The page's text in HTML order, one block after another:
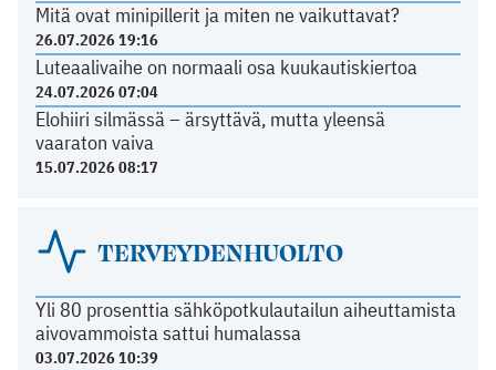
Mitä ovat minipillerit ja miten ne vaikuttavat?
26.07.2026 19:16
Luteaalivaihe on normaali osa kuukautiskiertoa
24.07.2026 07:04
Elohiiri silmässä – ärsyttävä, mutta yleensä
vaaraton vaiva
15.07.2026 08:17
TERVEYDENHUOLTO
Yli 80 prosenttia sähköpotkulautailun aiheuttamista
aivovammoista sattui humalassa
03.07.2026 10:39